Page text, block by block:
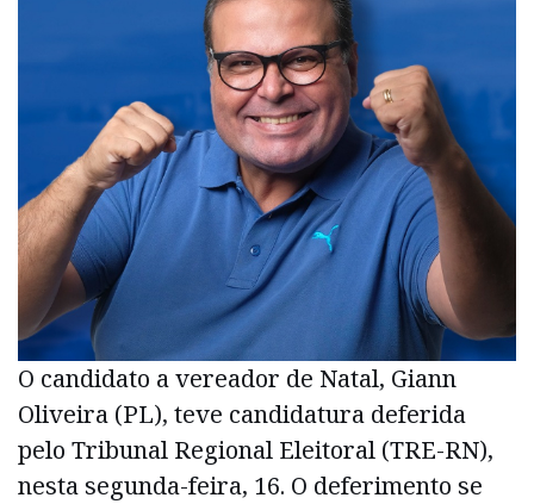
O candidato a vereador de Natal, Giann
Oliveira (PL), teve candidatura deferida
pelo Tribunal Regional Eleitoral (TRE-RN),
nesta segunda-feira, 16. O deferimento se